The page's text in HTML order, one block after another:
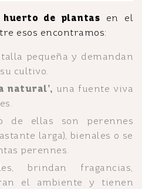
huerto de plantas en el
esos encontramos:
pequeña y demandan
cultivo.
natural’, una fuente viva
de ellas son perennes
larga), bienales o se
perennes.
brindan fragancias,
el ambiente y tienen